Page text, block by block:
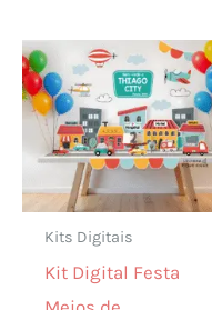
Kits Digitais
Kit Digital Festa